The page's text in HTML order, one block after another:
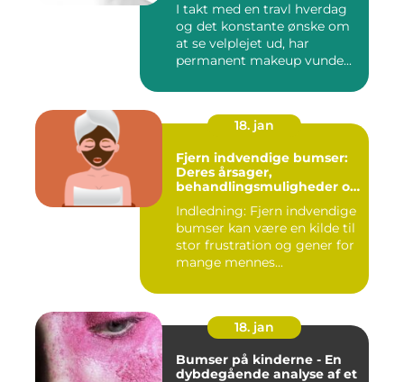
I takt med en travl hverdag
og det konstante ønske om
at se velplejet ud, har
permanent makeup vunde...
18. jan
Fjern indvendige bumser:
Deres årsager,
behandlingsmuligheder og
Indledning: Fjern indvendige
bumser kan være en kilde til
stor frustration og gener for
mange mennes...
18. jan
Bumser på kinderne - En
dybdegående analyse af et